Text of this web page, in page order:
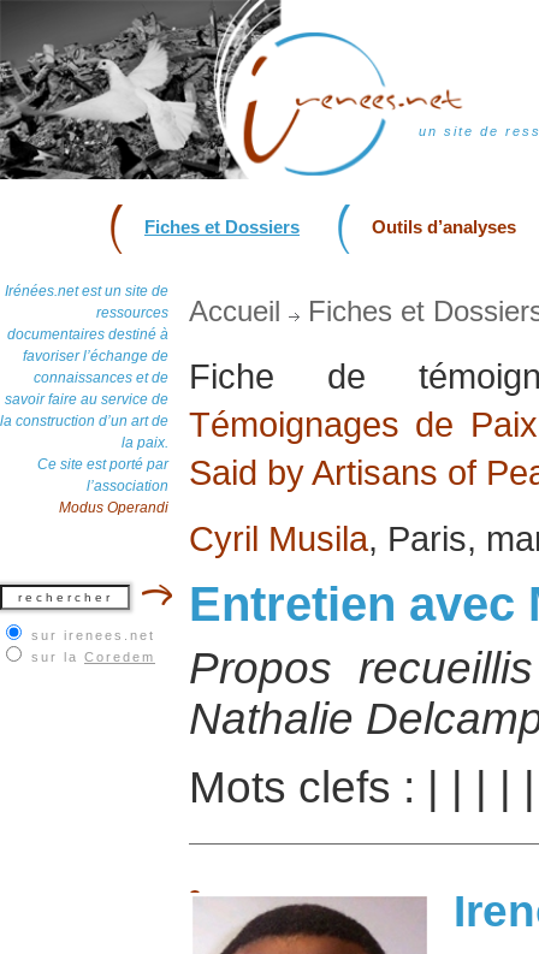
un site de
Fiches et Dossiers Outils d’analyses
Irénées.net est un site de
ressources
documentaires destiné à
favoriser l’échange de
connaissances et de
savoir faire au service de
la construction d’un art de
la paix.
Ce site est porté par
l’association
Modus Operandi
sur irenees.net
sur la Coredem
Accueil Fiches et
Fiche de
Témoignages de
Said by Artisans of
Cyril Musila, Paris,
Entretien avec
Propos
Nathalie
Mots clefs :